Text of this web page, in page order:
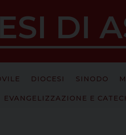
DI
DIOCESI SINODO
EVANGELIZZAZIONE E